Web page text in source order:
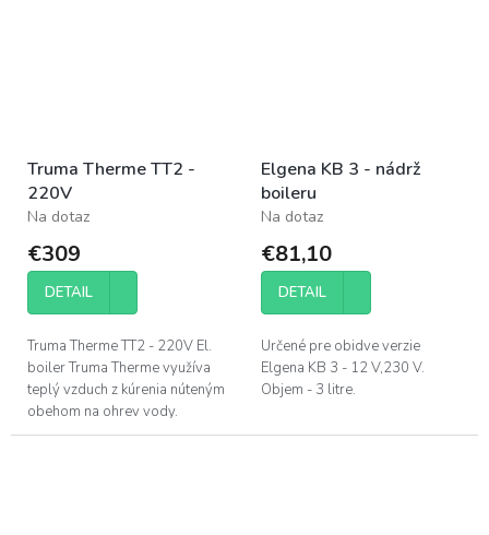
Truma Therme TT2 -
220V
Na dotaz
€309
DETAIL
Truma Therme TT2 - 220V El.
boiler Truma Therme využíva
teplý vzduch z kúrenia núteným
obehom na ohrev vody.
Navyše, tento ohrievač vody
Elgena KB 3 - nádrž
boileru
Na dotaz
€81,10
DETAIL
Určené pre obidve verzie
Elgena KB 3 - 12 V,230 V.
Objem - 3 litre.